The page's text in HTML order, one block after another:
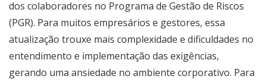
dos colaboradores no Programa de Gestão de Riscos
(PGR). Para muitos empresários e gestores, essa
atualização trouxe mais complexidade e dificuldades no
entendimento e implementação das exigências,
gerando uma ansiedade no ambiente corporativo. Para